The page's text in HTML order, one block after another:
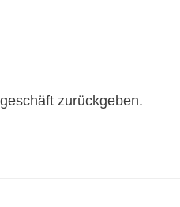
zurückgeben.